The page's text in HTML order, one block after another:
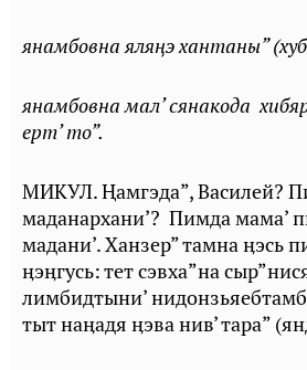
янамбовна яляңэ хантаны”
янамбовна мал’ сянакода
ерт’ то”.
МИКУЛ. Ⱨамгэда”, Василей?
маданархани’? Пимда мама’
мадани’. Ханзер” тамна ӊэсь
ӊэӊгусь: тет сэвха”на
лимбидтыни’
тыт наӊадя ӊэва нив’ тара”